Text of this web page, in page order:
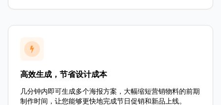
高效生成，节省设计成本
几分钟内即可生成多个海报方案，大幅缩短营销物料的前期
制作时间，让您能够更快地完成节日促销和新品上线。